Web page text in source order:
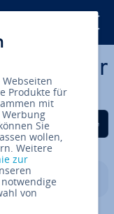
Tipps für
teilenteilen
Auf LinkedIn
nicht über
Produkte für
mit
Sie
wollen,
Weitere
zur
von